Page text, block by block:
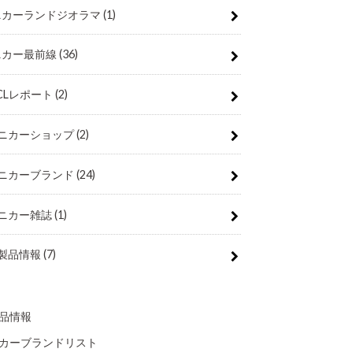
カーランドジオラマ(1)
カー最前線(36)
レポート (2)
カーショップ(2)
カーブランド (24)
カー雑誌(1)
品情報 (7)
情報
ーブランドリスト